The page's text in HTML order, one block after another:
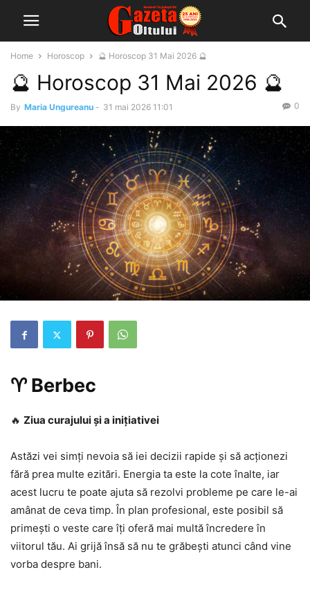
Home Horoscop 🔮 Horoscop 31 Mai 2026 🔮
🔮 Horoscop 31 Mai 2026 🔮
By Maria Ungureanu - 31 mai 2026 11:01 0
♈ Berbec
🔥 Ziua curajului și a inițiativei
Astăzi vei simți nevoia să iei decizii rapide și să acționezi
fără prea multe ezitări. Energia ta este la cote înalte, iar
acest lucru te poate ajuta să rezolvi probleme pe care le-ai
amânat de ceva timp. În plan profesional, este posibil să
primești o veste care îți oferă mai multă încredere în
viitorul tău. Ai grijă însă să nu te grăbești atunci când vine
vorba despre bani.